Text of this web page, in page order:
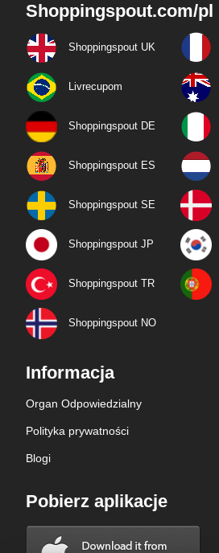
Shoppingspout.com/pl
Shoppingspout UK
Livrecupom
Shoppingspout DE
Shoppingspout ES
Shoppingspout SE
Shoppingspout JP
Shoppingspout TR
Shoppingspout NO
Informacja
Organ Odpowiedzialny
Polityka prywatności
Blogi
Pobierz aplikacje